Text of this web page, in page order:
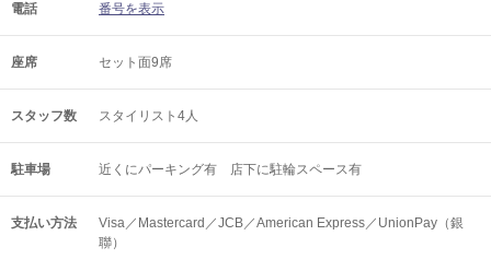
電話 番号を表示
座席 セット面9席
スタッフ数 スタイリスト4人
駐車場 近くにパーキング有 店下に駐輪スペース有
支払い方法
Visa／Mastercard／JCB／American Express／UnionPay（銀
聯）